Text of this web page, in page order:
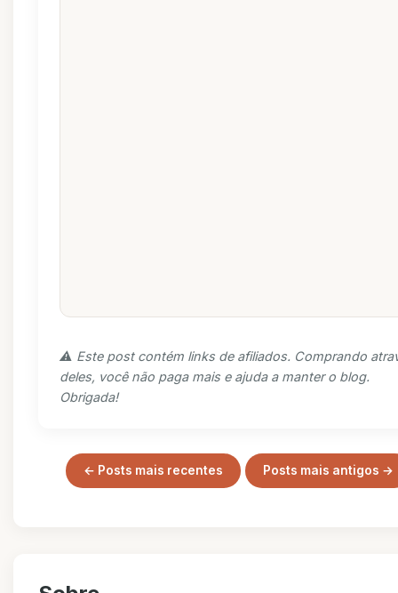
⚠️ Este post contém links de afiliados. Comprando
deles, você não paga mais e ajuda a manter o blog.
Obrigada!
← Posts mais recentes Posts mais antigos →